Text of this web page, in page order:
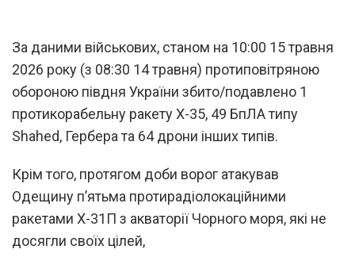
За даними військових, станом на 10:00 15 травня
2026 року (з 08:30 14 травня) протиповітряною
обороною півдня України збито/подавлено 1
протикорабельну ракету Х-35, 49 БпЛА типу
Shahed, Гербера та 64 дрони інших типів.
Крім того, протягом доби ворог атакував
Одещину п’ятьма протирадіолокаційними
ракетами Х-31П з акваторії Чорного моря, які не
досягли своїх цілей,